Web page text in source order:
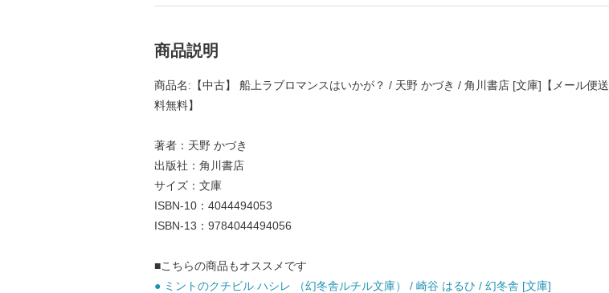
商品説明
商品名:【中古】 船上ラブロマンスはいかが？ / 天野 かづき / 角川書店 [文庫]【メール便送
料無料】
著者：天野 かづき
出版社：角川書店
サイズ：文庫
ISBN-10：4044494053
ISBN-13：9784044494056
■こちらの商品もオススメです
● ミントのクチビル ハシレ （幻冬舎ルチル文庫） / 崎谷 はるひ / 幻冬舎 [文庫]